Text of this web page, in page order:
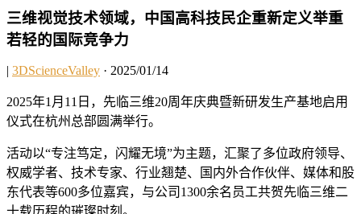
三维视觉技术领域，中国高科技民企重新定义举重
若轻的国际竞争力
| 3DScienceValley · 2025/01/14
2025年1月11日，先临三维20周年庆典暨新研发生产基地启用
仪式在杭州总部圆满举行。
活动以“专注笃定，闪耀无境”为主题，汇聚了多位政府领导、
权威学者、技术专家、行业翘楚、国内外合作伙伴、媒体和股
东代表等600多位嘉宾，与公司1300余名员工共贺先临三维二